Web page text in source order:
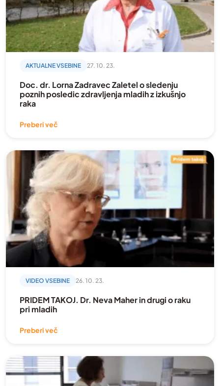
AKTUALNE VSEBINE 27. 10. 23.
Doc. dr. Lorna Zadravec Zaletel o sledenju
poznih posledic zdravljenja mladih z izkušnjo
raka
Preberi več
VIDEO VSEBINE 26. 10. 23.
PRIDEM TAKOJ. Dr. Neva Maher in drugi o raku
pri mladih
Preberi več